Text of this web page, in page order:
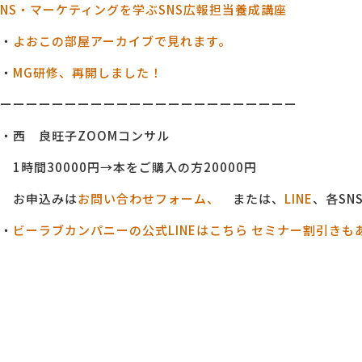
NS・マーケティングを学ぶSNS広報担当養成講座
・ よおこの部屋アーカイブで見れます。
・ MG研修、再開しました！
ーーーーーーーーーーーーーーーーーーーーーーー
・西 良旺子ZOOMコンサル
1時間30000円→本をご購入の方20000円
お申込みはお問い合わせフォーム、 または、 LINE、各
・ ビーラブカンパニーの公式LINEはこちら セミナー割引きも